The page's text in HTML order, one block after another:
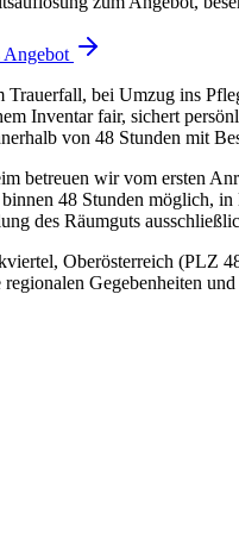
Angebot
bei Umzug ins
Inventar fair, sichert
von 48 Stunden mit
betreuen wir vom ersten
48 Stunden möglich,
des Räumguts
Oberösterreich (PLZ
Gegebenheiten